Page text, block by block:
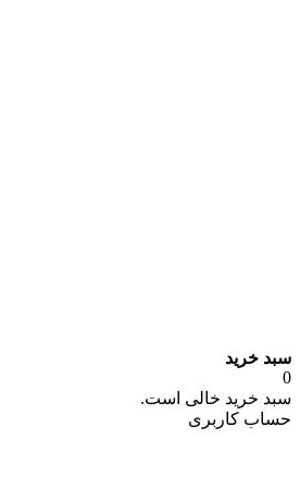
سبد خرید
0
سبد خرید خالی است.
حساب کاربری